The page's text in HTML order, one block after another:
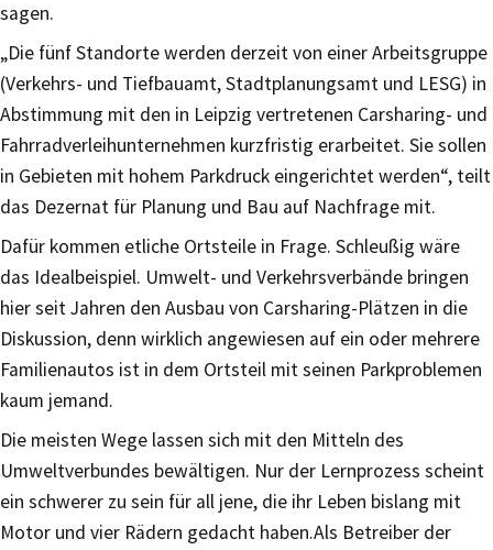
sagen.
„Die fünf Standorte werden derzeit von einer Arbeitsgruppe
(Verkehrs- und Tiefbauamt, Stadtplanungsamt und LESG) in
Abstimmung mit den in Leipzig vertretenen Carsharing- und
Fahrradverleihunternehmen kurzfristig erarbeitet. Sie sollen
in Gebieten mit hohem Parkdruck eingerichtet werden“, teilt
das Dezernat für Planung und Bau auf Nachfrage mit.
Dafür kommen etliche Ortsteile in Frage. Schleußig wäre
das Idealbeispiel. Umwelt- und Verkehrsverbände bringen
hier seit Jahren den Ausbau von Carsharing-Plätzen in die
Diskussion, denn wirklich angewiesen auf ein oder mehrere
Familienautos ist in dem Ortsteil mit seinen Parkproblemen
kaum jemand.
Die meisten Wege lassen sich mit den Mitteln des
Umweltverbundes bewältigen. Nur der Lernprozess scheint
ein schwerer zu sein für all jene, die ihr Leben bislang mit
Motor und vier Rädern gedacht haben.Als Betreiber der